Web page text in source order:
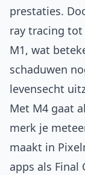
prestaties.
ray tracing tot
M1, wat
schaduwen
levensecht
Met M4 gaat
merk je
maakt in
apps als Final